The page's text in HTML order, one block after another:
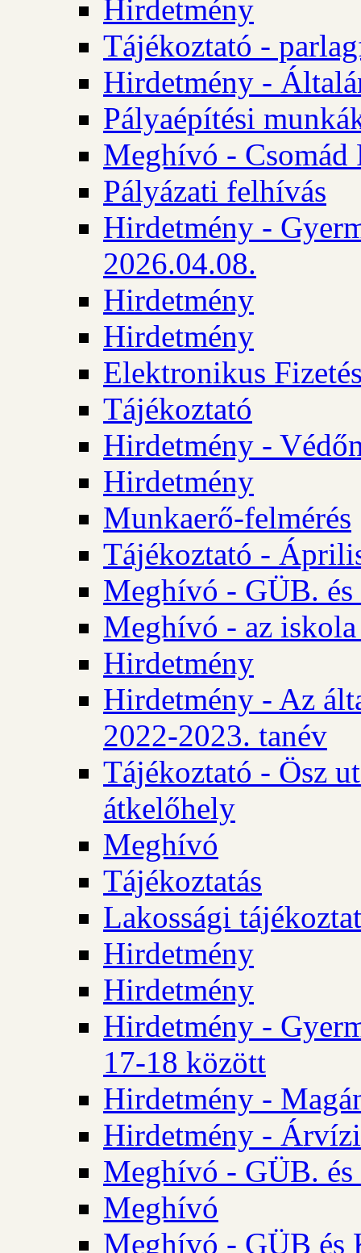
Hirdetmény
Tájékoztató -
Hirdetmény -
Pályaépítési
Meghívó - Csomád
Pályázati felhívás
Hirdetmény -
2026.04.08.
Hirdetmény
Hirdetmény
Elektronikus
Tájékoztató
Hirdetmény -
Hirdetmény
Munkaerő-felmérés
Tájékoztató -
Meghívó - GÜB.
Meghívó - az iskola
Hirdetmény
Hirdetmény - Az
2022-2023. tanév
Tájékoztató - Ösz
átkelőhely
Meghívó
Tájékoztatás
Lakossági
Hirdetmény
Hirdetmény
Hirdetmény -
17-18 között
Hirdetmény -
Hirdetmény -
Meghívó - GÜB.
Meghívó
Meghívó - GÜB és